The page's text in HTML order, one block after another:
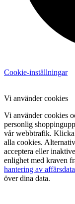
Cookie-inställningar
Vi använder cookies
Vi använder cookies
personlig
vår webbtrafik.
alla cookies.
acceptera eller
enlighet med kraven
hantering av affärsdata
över dina data.